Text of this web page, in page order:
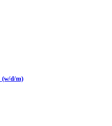
(w/d/m)